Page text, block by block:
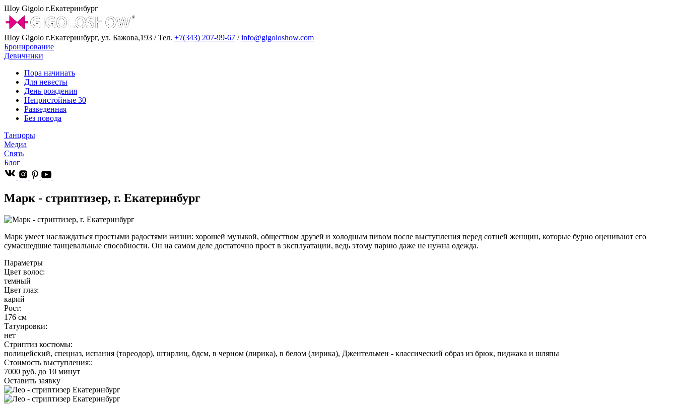
Шоу Gigolo г.Екатеринбург
Шоу Gigolo г.Екатеринбург, ул. Бажова,193 / Тел. +7(343) 207-99-67 /info@gigoloshow.com
Бронирование
Девичники
Пора начинать
Для невесты
День рождения
Непристойные 30
Разведенная
Без повода
Танцоры
Медиа
Связь
Блог
Марк - стриптизер, г. Екатеринбург
Марк умеет наслаждаться простыми радостями жизни: хорошей музыкой, обществом друзей и холодным пивом после выступления перед сотней женщин, которые бурно оценивают его
сумасшедшие танцевальные способности. Он на самом деле достаточно прост в эксплуатации, ведь этому парню даже не нужна одежда.
Параметры
Цвет волос:
темный
Цвет глаз:
карий
Рост:
176 см
Татуировки:
нет
Стриптиз костюмы:
полицейский, спецназ, испания (тореодор), штирлиц, бдсм, в черном (лирика), в белом (лирика), Джентельмен - классический образ из брюк, пиджака и шляпы
Стоимость выступления::
7000 руб. до 10 минут
Оставить заявку